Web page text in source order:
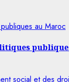
au Maroc
social et des